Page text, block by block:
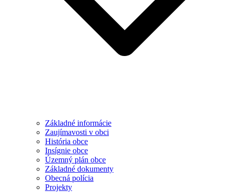
Základné informácie
Zaujímavosti v obci
História obce
Insígnie obce
Územný plán obce
Základné dokumenty
Obecná polícia
Projekty